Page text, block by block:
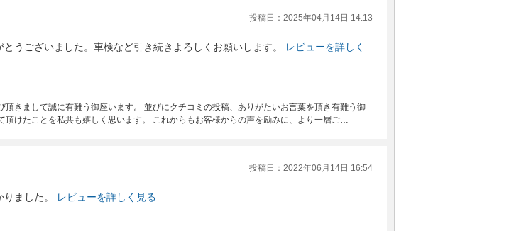
投稿日：2025年04月14日 14:13
うございました。車検など引き続きよろしくお願いします。
レビューを詳しく
頂きまして誠に有難う御座います。 並びにクチコミの投稿、ありがたいお言葉を頂き有難う御
頂けたことを私共も嬉しく思います。 これからもお客様からの声を励みに、より一層ご…
投稿日：2022年06月14日 16:54
ました。 レビューを詳しく見る